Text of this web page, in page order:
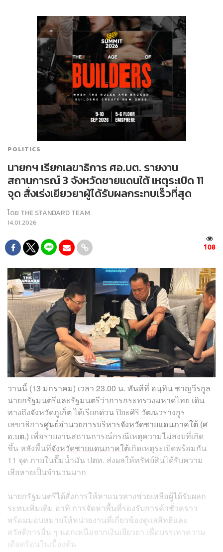
POLITICS
นายกฯ เรียกเลขาธิการ ศอ.บต. รายงาน
สถานการณ์ 3 จังหวัดชายแดนใต้ เหตุระเบิด 11
จุด สั่งเร่งเยียวยาผู้ได้รับผลกระทบเร็วที่สุด
โดย THE STANDARD TEAM
14.01.2026
108
วานนี้ (13 มกราคม) เวลา 23.00 น. ทันทีที่ อนุทิน ชาญวีรกูล
นายกรัฐมนตรีและรัฐมนตรีว่าการกระทรวงมหาดไทย เดิน
ทางถึงจังหวัดภูเก็ต ได้เรียกด่วน ปิยะศิริ วัฒนวรางกูร
เลขาธิการศูนย์อำนวยการบริหารจังหวัดชายแดนภาคใต้ (ศ
อ.บต.) เพื่อรายงานสถานการณ์กรณีเหตุความไม่สงบที่เกิด
ขึ้น หลังพื้นที่จังหวัดชายแดนภาคใต้เกิดเหตุระเบิดพร้อมกัน
11 จุด ภายในปั๊มน้ำมัน ปตท. ส่งผลให้ทรัพย์สินได้รับความ
เสียหายเป็นจำนวนมาก
นายกรัฐมนตรีได้สั่งการให้หาแนวทางช่วยเหลือผู้ได้รับผลก
ระทบเพิ่มเติม อาทิ การจัดหาพื้นที่รองรับการค้าชั่วคราว
พร้อมมอบหมายให้หน่วยงานที่เกี่ยวข้องดูแลสิทธิและ
สวัสดิการอื่น ๆ นอกเหนือจากเงินเยียวยา เพื่อบรรเทาความ
เดือดร้อนในเบื้องต้น